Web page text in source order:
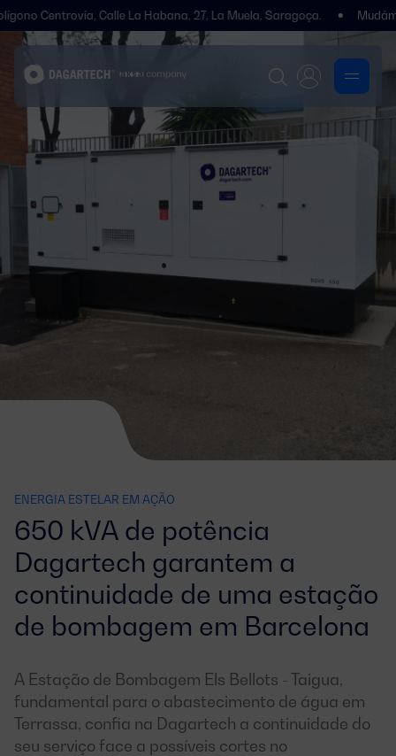
Calle La Habana, 27, La Muela, Saragoça. Mudámos
ENERGIA ESTELAR EM AÇÃO
650 kVA de potência
Dagartech garantem a
continuidade de uma estação
de bombagem em Barcelona
A Estação de Bombagem Els Bellots - Taigua,
fundamental para o abastecimento de água em
Terrassa, confia na Dagartech a continuidade do
seu serviço face a possíveis cortes no